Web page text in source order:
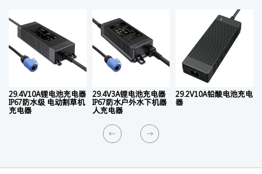
29.4V10A锂电池充电器
IP67防水级 电动割草机
充电器
29.4V3A锂电池充电器
IP67防水户外水下机器
人充电器
29.2V10A铅酸电池充电
器